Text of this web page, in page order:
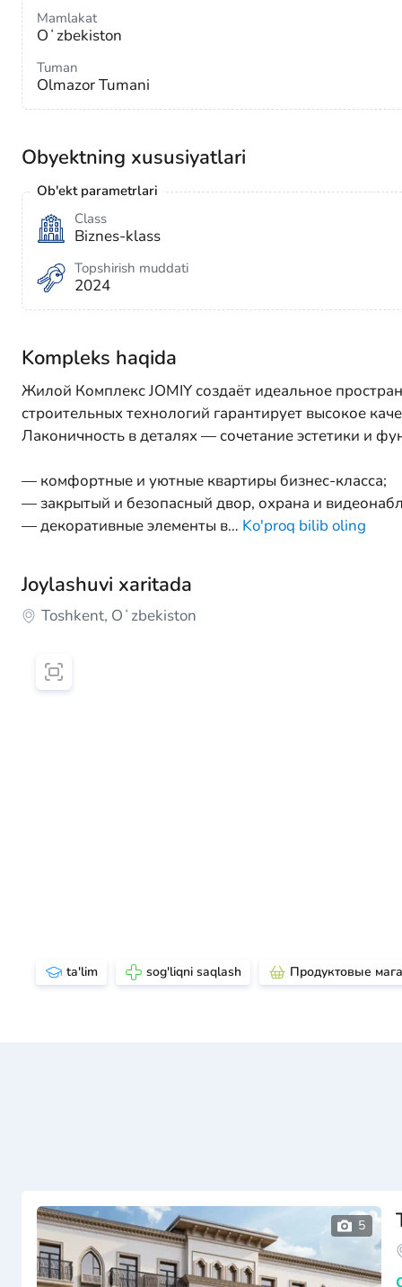
Mamlakat
Oʻzbekiston
Tuman
Olmazor Tumani
Obyektning xususiyatlari
Ob'ekt parametrlari
Class
Biznes-klass
Topshirish muddati
2024
Kompleks haqida
Жилой Комплекс JOMIY создаёт идеальное
строительных технологий гарантирует высокое
Лаконичность в деталях — сочетание эстетики и
— комфортные и уютные квартиры бизнес-класса;
— закрытый и безопасный двор, охрана и
— декоративные элементы в… Ko'proq bilib oling
Joylashuvi xaritada
Toshkent, Oʻzbekiston
ta'lim sog'liqni saqlash Продуктовые